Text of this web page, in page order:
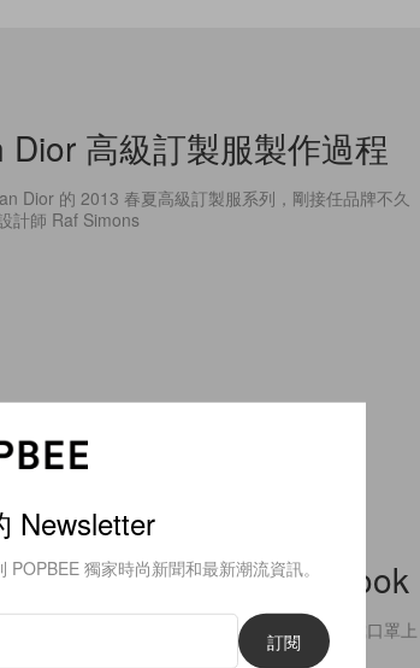
高級訂製服製作過程
Dior 的 2013 春夏高級訂製服系列，剛接任品牌不久
計師 Raf Simons
2013 春季 Lookbook
卻一直露臉，我心情太好以致於每天都忘記要戴口罩上
，我們似乎見到了春天到來的跡象。Graham &
Newsletter
獨家時尚新聞和最新潮流資訊。
訂閱